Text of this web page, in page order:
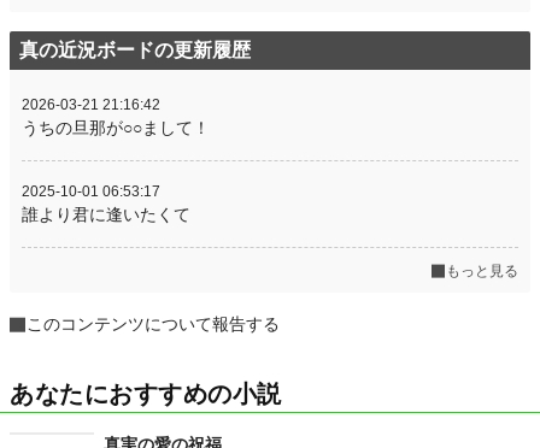
真の近況ボードの更新履歴
2026-03-21 21:16:42
うちの旦那が○○まして！
2025-10-01 06:53:17
誰より君に逢いたくて
もっと見る
このコンテンツについて報告する
あなたにおすすめの小説